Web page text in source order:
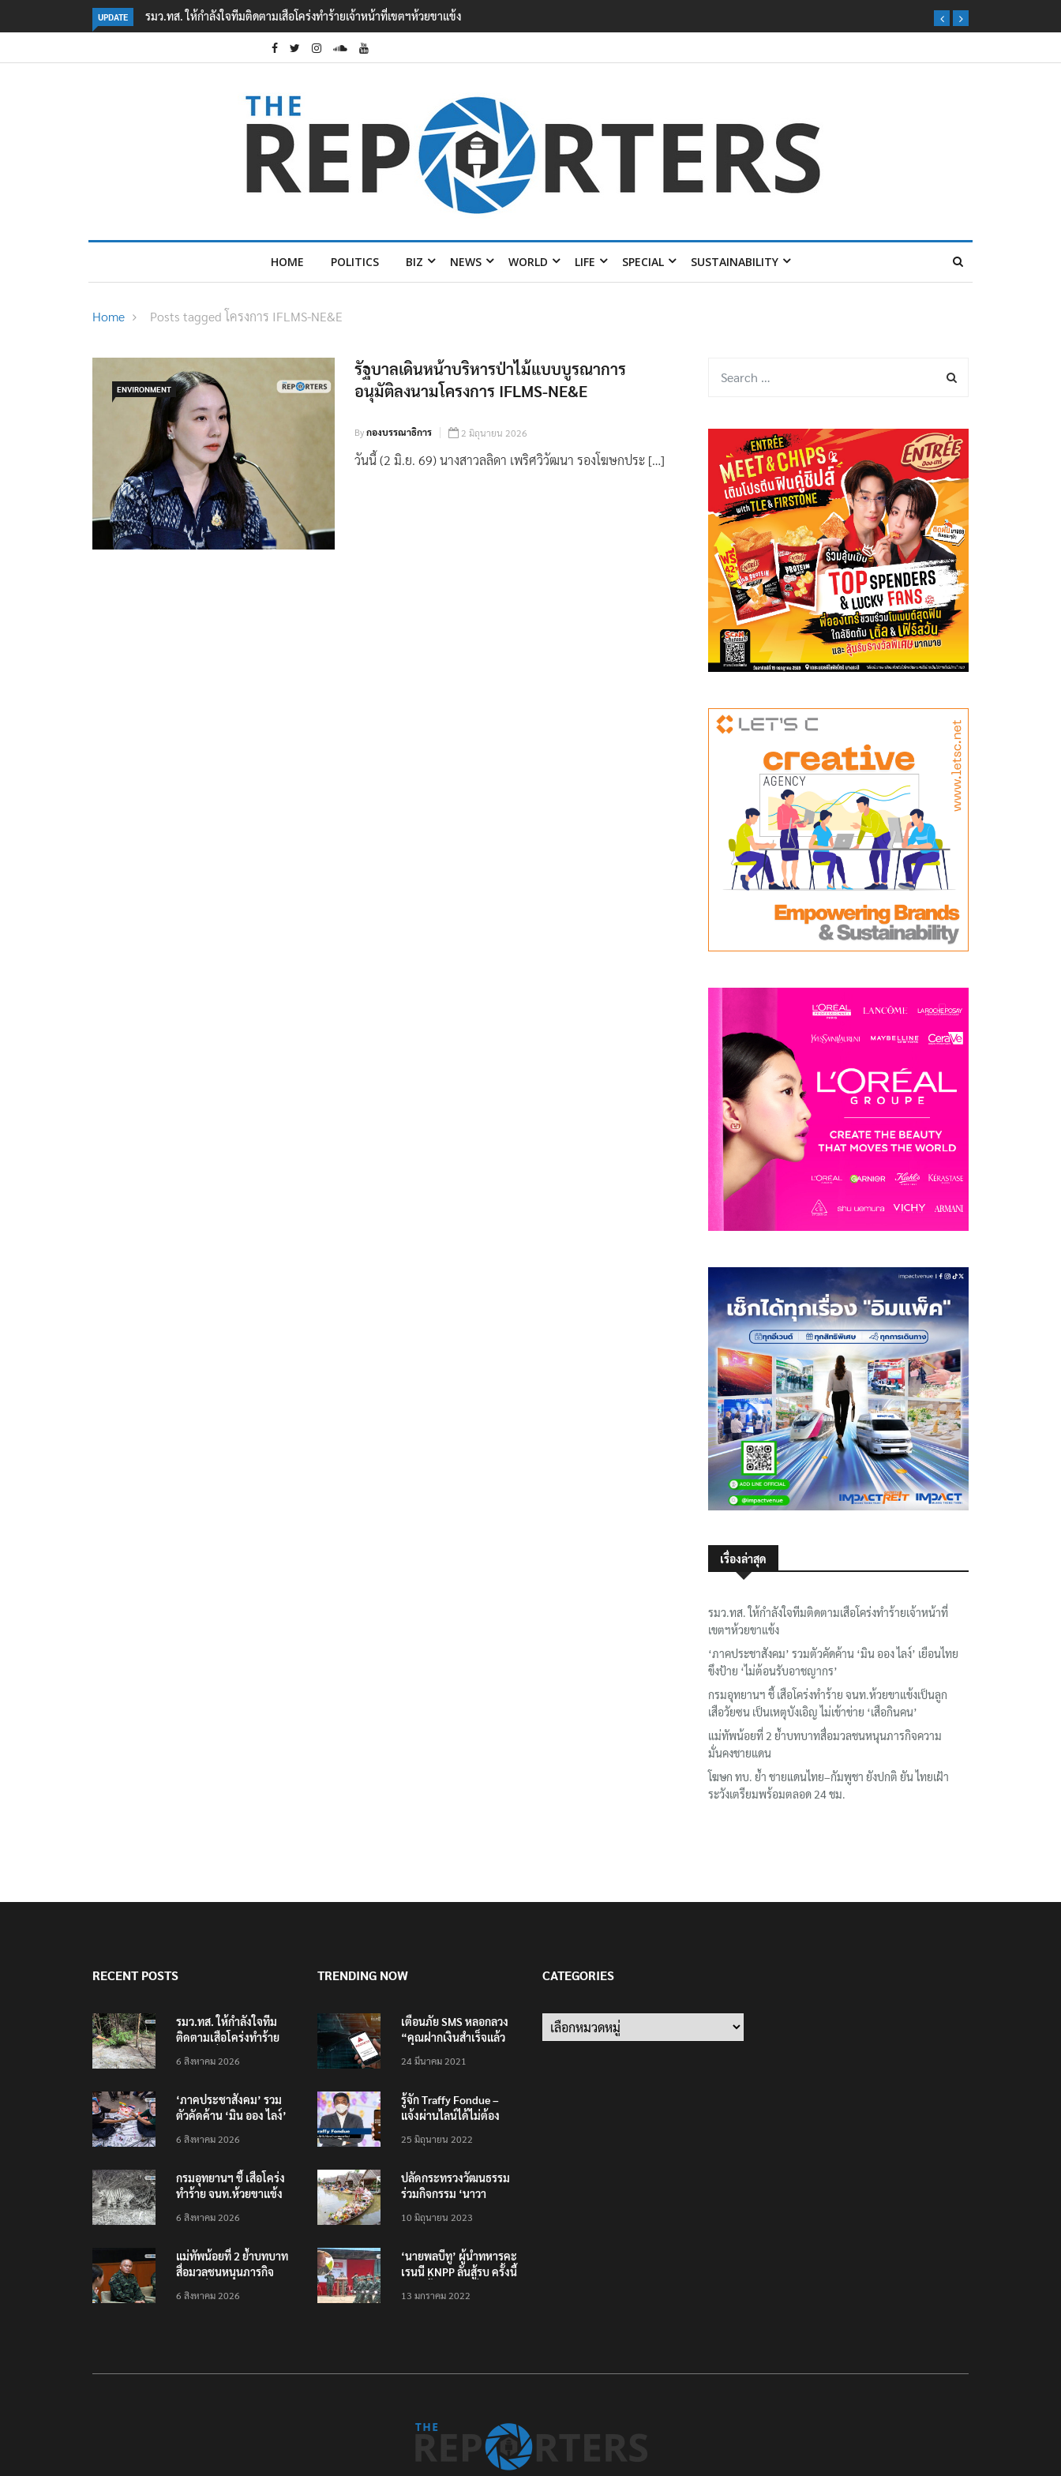
UPDATE
เสือโคร่งทำร้ายเจ้าหน้าที่เขตฯห้วยขาแข้ง‘ภาคประชาสังคม’ รวมตัวคัดค้าน ‘มิน ออง ไลง์’ เยือนไทย ขึงป้าย ‘ไม่
ต้อนรับอาชญากร’
HOME POLITICS BIZ NEWS WORLD LIFE SPECIAL SUSTAINABILITY
Home Posts tagged โครงการ IFLMS-NE&E
ENVIRONMENT
รัฐบาลเดินหน้าบริหารป่าไม้แบบบูรณาการ
อนุมัติลงนามโครงการ IFLMS-NE&E
Byกองบรรณาธิการ 2 มิถุนายน 2026
วันนี้ (2 มิ.ย. 69) นางสาวลลิดา เพริศวิวัฒนา รองโฆษกประ […]
เรื่องล่าสุด
รมว.ทส. ให้กำลังใจทีมติดตามเสือโคร่งทำร้ายเจ้าหน้าที่
เขตฯห้วยขาแข้ง
‘ภาคประชาสังคม’ รวมตัวคัดค้าน ‘มิน ออง ไลง์’ เยือนไทย
ขึงป้าย ‘ไม่ต้อนรับอาชญากร’
กรมอุทยานฯ ชี้ เสือโคร่งทำร้าย จนท.ห้วยขาแข้งเป็นลูก
เสือวัยซน เป็นเหตุบังเอิญ ไม่เข้าข่าย ‘เสือกินคน’
แม่ทัพน้อยที่ 2 ย้ำบทบาทสื่อมวลชนหนุนภารกิจความ
มั่นคงชายแดน
โฆษก ทบ. ย้ำ ชายแดนไทย–กัมพูชา ยังปกติ ยัน ไทยเฝ้า
ระวังเตรียมพร้อมตลอด 24 ชม.
RECENT POSTS
รมว.ทส. ให้กำลังใจทีม
ติดตามเสือโคร่งทำร้าย
6 สิงหาคม 2026
‘ภาคประชาสังคม’ รวม
ตัวคัดค้าน ‘มิน ออง ไลง์’
ต้อนรับอาชญากร’
6 สิงหาคม 2026
กรมอุทยานฯ ชี้ เสือโคร่ง
ทำร้าย จนท.ห้วยขาแข้ง
บังเอิญ ไม่เข้าข่าย ‘เสือ
6 สิงหาคม 2026
แม่ทัพน้อยที่ 2 ย้ำบทบาท
สื่อมวลชนหนุนภารกิจ
6 สิงหาคม 2026
TRENDING NOW
เตือนภัย SMS หลอกลวง
“คุณฝากเงินสำเร็จแล้ว
200,000 บาท”
24 มีนาคม 2021
รู้จัก Traffy Fondue –
แจ้งผ่านไลน์ได้ไม่ต้อง
ทั่วไทย ไม่ใช่แค่ในกรุง
25 มิถุนายน 2022
ปลัดกระทรวงวัฒนธรรม
ร่วมกิจกรรม ‘นาวา
ตักบาตรทางน้ำ
10 มิถุนายน 2023
‘นายพลบีทู’ ผู้นำทหารคะ
เรนนี KNPP ลั่นสู้รบ ครั้งนี้
ประชาชนต้องชนะ
13 มกราคม 2022
CATEGORIES
Categories